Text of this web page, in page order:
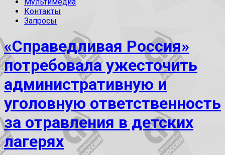
Контакты
Запросы
«Справедливая Россия»
потребовала ужесточить
административную и
уголовную ответственность
за отравления в детских
лагерях